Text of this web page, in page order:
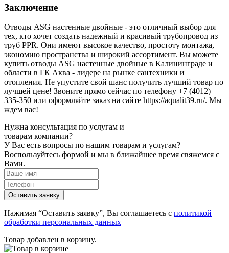
Заключение
Отводы ASG настенные двойные - это отличный выбор для
тех, кто хочет создать надежный и красивый трубопровод из
труб PPR. Они имеют высокое качество, простоту монтажа,
экономию пространства и широкий ассортимент. Вы можете
купить отводы ASG настенные двойные в Калининграде и
области в ГК Аква - лидере на рынке сантехники и
отопления. Не упустите свой шанс получить лучший товар по
лучшей цене! Звоните прямо сейчас по телефону +7 (4012)
335-350 или оформляйте заказ на сайте https://aqualit39.ru/. Мы
ждем вас!
Нужна консультация по услугам и
товарам компании?
У Вас есть вопросы по нашим товарам и услугам?
Воспользуйтесь формой и мы в ближайшее время свяжемся с
Вами.
Нажимая “Оставить заявку”, Вы соглашаетесь с политикой
обработки персональных данных
Товар добавлен в корзину.